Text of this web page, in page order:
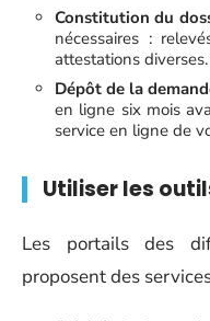
Constitution du
nécessaires :
attestations diverses.
Dépôt de la
en ligne six mois
service en ligne de
Utiliser les
Les portails des
proposent des